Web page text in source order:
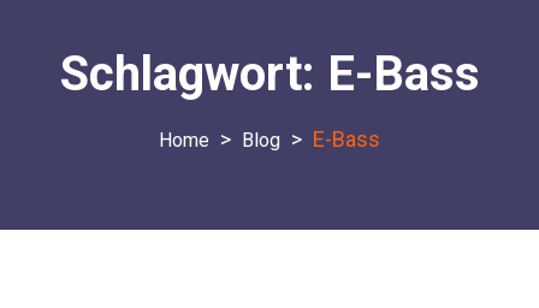
Schlagwort: E-Bass
> Blog > E-Bass